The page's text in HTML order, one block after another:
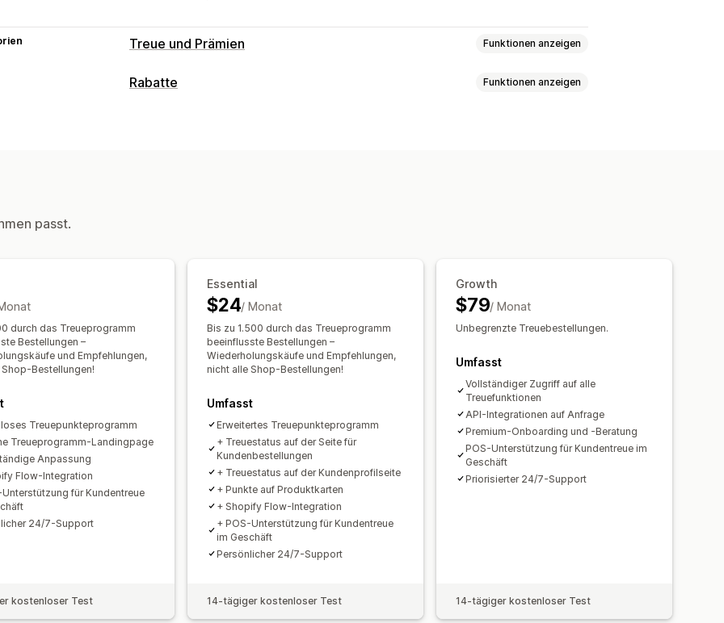
Treue und Prämien Funktionen anzeigen
Programmtypen
Rabatte Funktionen anzeigen
Editor-Tool
Rabattstapelung
passt.
durch das Treueprogramm
Bestellungen –
und Empfehlungen,
Bestellungen!
Treuepunkteprogramm
Treueprogramm-Landingpage
Anpassung
Flow-Integration
für Kundentreue
24/7-Support
kostenloser Test
Essential
$24/ Monat
Bis zu 1.500 durch das Treueprogramm
beeinflusste Bestellungen –
Wiederholungskäufe und Empfehlungen,
nicht alle Shop-Bestellungen!
Umfasst
Erweitertes Treuepunkteprogramm
+ Treuestatus auf der Seite für
Kundenbestellungen
+ Treuestatus auf der Kundenprofilseite
+ Punkte auf Produktkarten
+ Shopify Flow-Integration
+ POS-Unterstützung für Kundentreue
im Geschäft
Persönlicher 24/7-Support
14-tägiger kostenloser Test
Growth
$79/ Monat
Unbegrenzte Treuebestellungen.
Umfasst
Vollständiger Zugriff auf alle
Treuefunktionen
API-Integrationen auf Anfrage
Premium-Onboarding und -Beratung
POS-Unterstützung für Kundentreue im
Geschäft
Priorisierter 24/7-Support
14-tägiger kostenloser Test